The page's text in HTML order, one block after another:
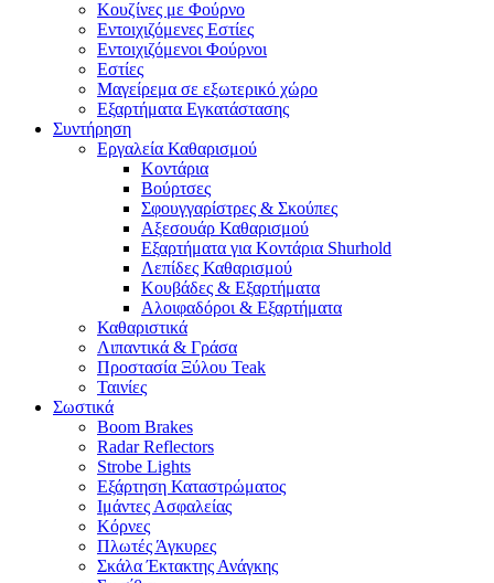
Κουζίνες με Φούρνο
Εντοιχιζόμενες Εστίες
Εντοιχιζόμενοι Φούρνοι
Εστίες
Μαγείρεμα σε εξωτερικό χώρο
Εξαρτήματα Εγκατάστασης
Συντήρηση
Εργαλεία Καθαρισμού
Κοντάρια
Βούρτσες
Σφουγγαρίστρες & Σκούπες
Αξεσουάρ Καθαρισμού
Εξαρτήματα για Κοντάρια Shurhold
Λεπίδες Καθαρισμού
Κουβάδες & Εξαρτήματα
Αλοιφαδόροι & Εξαρτήματα
Καθαριστικά
Λιπαντικά & Γράσα
Προστασία Ξύλου Teak
Ταινίες
Σωστικά
Boom Brakes
Radar Reflectors
Strobe Lights
Εξάρτηση Καταστρώματος
Ιμάντες Ασφαλείας
Κόρνες
Πλωτές Άγκυρες
Σκάλα Έκτακτης Ανάγκης